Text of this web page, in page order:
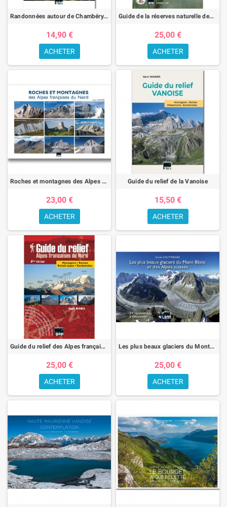
Randonnées autour de Chambéry, Lac du Bourget, Lac d’Aiguebelette
14,90 €
ACHETER
Guide de la réserves naturelle des Aiguilles Rouges
25,00 €
ACHETER
Roches et montagnes des Alpes françaises du Nord
23,00 €
ACHETER
Guide du relief de la Vanoise
15,50 €
ACHETER
Guide du relief des Alpes françaises du nord
25,00 €
ACHETER
Les plus beaux glaciers du Mont-Blanc et des Alpes Suisses
25,00 €
ACHETER